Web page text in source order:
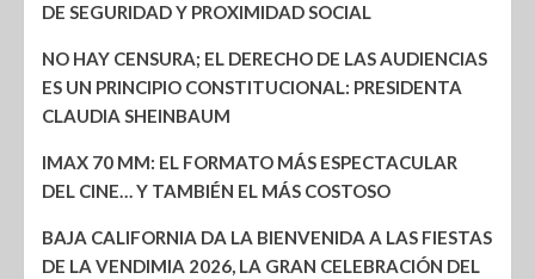
DE SEGURIDAD Y PROXIMIDAD SOCIAL
NO HAY CENSURA; EL DERECHO DE LAS AUDIENCIAS
ES UN PRINCIPIO CONSTITUCIONAL: PRESIDENTA
CLAUDIA SHEINBAUM
IMAX 70 MM: EL FORMATO MÁS ESPECTACULAR
DEL CINE… Y TAMBIÉN EL MÁS COSTOSO
BAJA CALIFORNIA DA LA BIENVENIDA A LAS FIESTAS
DE LA VENDIMIA 2026, LA GRAN CELEBRACIÓN DEL